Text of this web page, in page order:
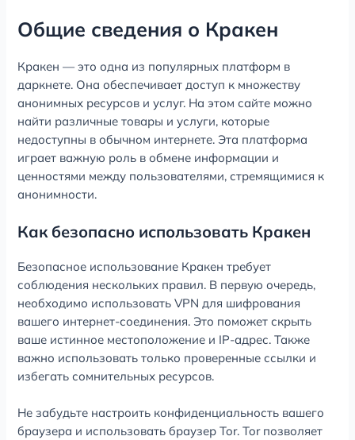
Общие сведения о Кракен
Кракен — это одна из популярных платформ в
даркнете. Она обеспечивает доступ к множеству
анонимных ресурсов и услуг. На этом сайте можно
найти различные товары и услуги, которые
недоступны в обычном интернете. Эта платформа
играет важную роль в обмене информации и
ценностями между пользователями, стремящимися к
анонимности.
Как безопасно использовать Кракен
Безопасное использование Кракен требует
соблюдения нескольких правил. В первую очередь,
необходимо использовать VPN для шифрования
вашего интернет-соединения. Это поможет скрыть
ваше истинное местоположение и IP-адрес. Также
важно использовать только проверенные ссылки и
избегать сомнительных ресурсов.
Не забудьте настроить конфиденциальность вашего
браузера и использовать браузер Tor. Tor позволяет